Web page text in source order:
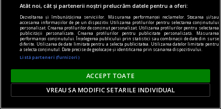
nici așa, nici altminteri
Cum trebuie să fie un președinte
Nu cred în nici o campanie electorală construită
pe negativitate, pe agresiune, pe obsesii strict
individuale.
Andrei PLEŞU
Atât noi, cât și partenerii noștri prelucrăm datele pentru a oferi:
Dezvoltarea și îmbunătățirea serviciilor. Măsurarea performanței reclamelor. Stocarea și/sau
accesarea informațiilor de pe un dispozitiv. Utilizarea profilurilor pentru selectarea conținutului
personalizat. Crearea profilurilor de conținut personalizat. Utilizarea profilurilor pentru selectarea
publicității personalizate. Crearea profilurilor pentru publicitate personalizată. Măsurarea
performanței conținutului. Înțelegerea publicului prin statistici sau combinații de date din surse
diferite. Utilizarea de date limitate pentru a selecta publicitatea. Utilizarea datelor limitate pentru
a selecta conținutul. Date precise de geolocație și identificarea prin scanarea dispozitivului.
Listă parteneri (furnizori)
ACCEPT TOATE
VREAU SA MODIFIC SETARILE INDIVIDUAL